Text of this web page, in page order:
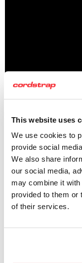
This website uses
We use cookies to
provide social
We also share
our social media,
may combine it with
provided to them or
of their services.
Video
Gonfiaggio